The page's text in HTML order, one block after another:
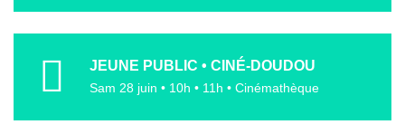
JEUNE PUBLIC • CINÉ-DOUDOU
Sam 28 juin • 10h • 11h • Cinémathèque